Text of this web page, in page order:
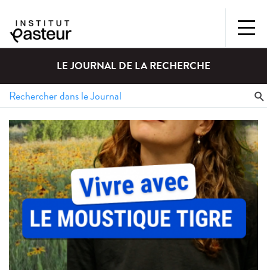
LE JOURNAL DE LA RECHERCHE